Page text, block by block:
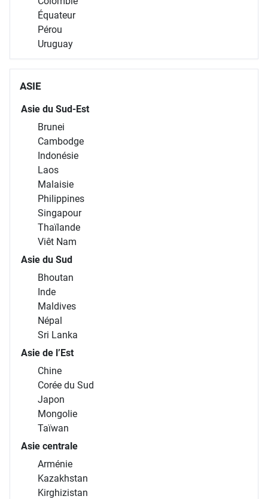
Équateur
Pérou
Uruguay
ASIE
Asie du Sud-Est
Brunei
Cambodge
Indonésie
Laos
Malaisie
Philippines
Singapour
Thaïlande
Viêt Nam
Asie du Sud
Bhoutan
Inde
Maldives
Népal
Sri Lanka
Asie de l’Est
Chine
Corée du Sud
Japon
Mongolie
Taïwan
Asie centrale
Arménie
Kazakhstan
Kirghizistan